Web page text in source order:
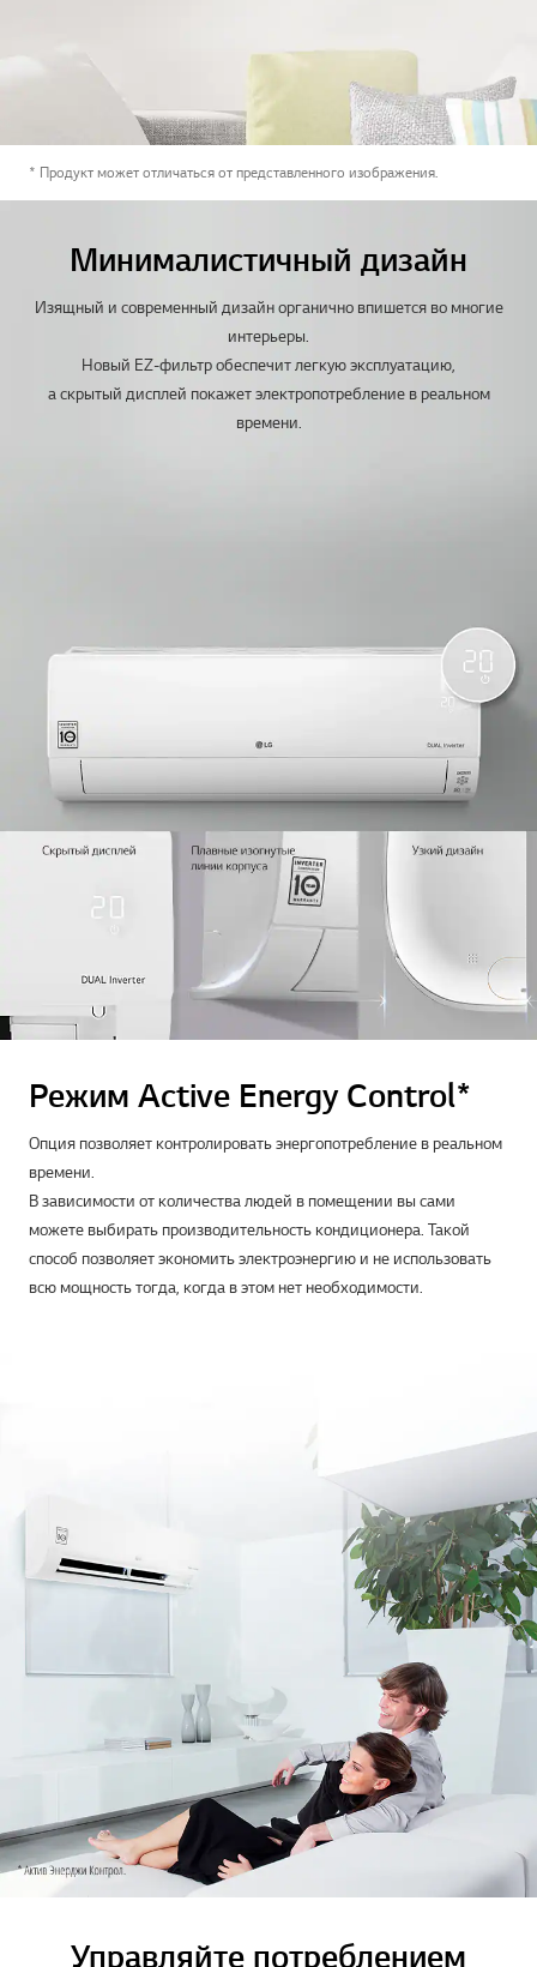
* Продукт может отличаться от представленного изображения.
Минималистичный дизайн
Изящный и современный дизайн органично впишется во многие
интерьеры.
Новый EZ-фильтр обеспечит легкую эксплуатацию,
а скрытый дисплей покажет электропотребление в реальном
времени.
Режим Active Energy Control*
Опция позволяет контролировать энергопотребление в реальном
времени.
В зависимости от количества людей в помещении вы сами
можете выбирать производительность кондиционера. Такой
способ позволяет экономить электроэнергию и не использовать
всю мощность тогда, когда в этом нет необходимости.
Управляйте потреблением